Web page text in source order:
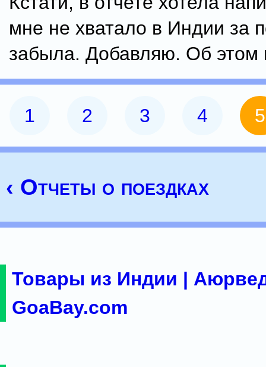
мне не хватало в Индии за
забыла. Добавляю. Об этом
1 2 3 4 5
‹ Отчеты о поездках
Товары из Индии |
GoaBay.com